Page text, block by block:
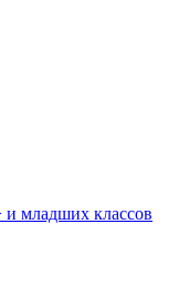
младших классов